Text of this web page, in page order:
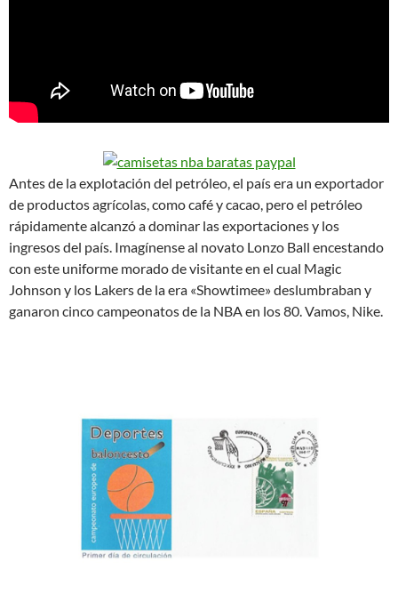
Antes de la explotación del petróleo, el país era un exportador
de productos agrícolas, como café y cacao, pero el petróleo
rápidamente alcanzó a dominar las exportaciones y los
ingresos del país. Imagínense al novato Lonzo Ball encestando
con este uniforme morado de visitante en el cual Magic
Johnson y los Lakers de la era «Showtimee» deslumbraban y
ganaron cinco campeonatos de la NBA en los 80. Vamos, Nike.